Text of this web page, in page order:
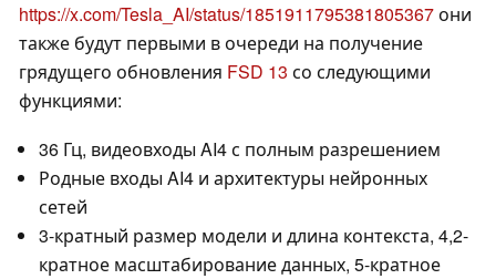
https://x.com/Tesla_AI/status/1851911795381805367они
также будут первыми в очереди на получение
грядущего обновления FSD 13 со следующими
функциями:
36 Гц, видеовходы AI4 с полным разрешением
Родные входы AI4 и архитектуры нейронных
сетей
3-кратный размер модели и длина контекста, 4,2-
кратное масштабирование данных, 5-кратное